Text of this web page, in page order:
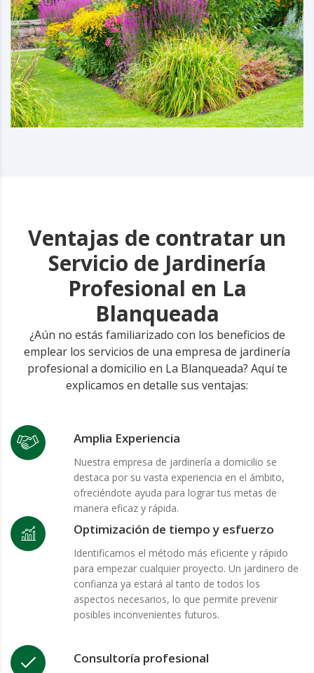
Ventajas de contratar un
Servicio de Jardinería
Profesional en La
Blanqueada
¿Aún no estás familiarizado con los beneficios de
emplear los servicios de una empresa de jardinería
profesional a domicilio en La Blanqueada? Aquí te
explicamos en detalle sus ventajas:
Amplia Experiencia
Nuestra empresa de jardinería a domicilio se
destaca por su vasta experiencia en el ámbito,
ofreciéndote ayuda para lograr tus metas de
manera eficaz y rápida.
Optimización de tiempo y esfuerzo
Identificamos el método más eficiente y rápido
para empezar cualquier proyecto. Un jardinero de
confianza ya estará al tanto de todos los
aspectos necesarios, lo que permite prevenir
posibles inconvenientes futuros.
Consultoría profesional